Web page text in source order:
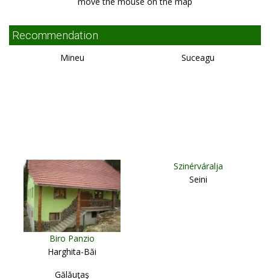
Recommendation
Mineu Suceagu
Biro Panzio
Harghita-Băi
Szinérváralja
Seini
Gălăuţaş